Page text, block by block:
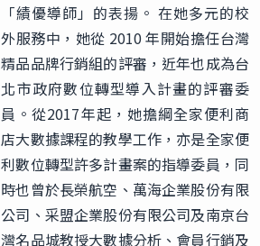
「績優導師」的表揚。 在她多元的校
外服務中，她從 2010 年開始擔任台灣
精品品牌行銷組的評審，近年也成為台
北市政府數位轉型導入計畫的評審委
員。從2017年起，她擔綱全家便利商
店大數據課程的教學工作，亦是全家便
利數位轉型許多計畫案的指導委員，同
時也曾於長榮航空、萬海企業股份有限
公司、采盟企業股份有限公司及南京台
灣名品城教授大數據分析、會員行銷及